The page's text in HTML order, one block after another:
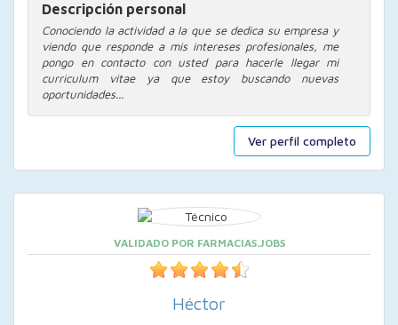
Ver perfil completo
Descripción personal
Conociendo la actividad a la que se dedica su empresa y
viendo que responde a mis intereses profesionales, me
pongo en contacto con usted para hacerle llegar mi
curriculum vitae ya que estoy buscando nuevas
oportunidades...
VALIDADO POR FARMACIAS.JOBS
Héctor